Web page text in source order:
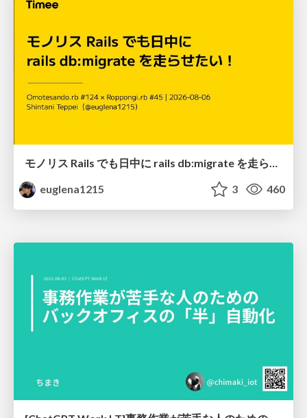
モノリス Rails でも日中に rails db:migrate を走らせたい！ / Daytime rails db:migrate on Monolithic Rails!
euglena1215
3 460